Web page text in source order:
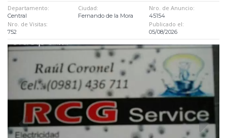
Departamento:
Central
Ciudad:
Fernando de la Mora
Nro. de Anuncio:
45154
Nro. de Visitas:
752
Publicado el:
05/08/2026